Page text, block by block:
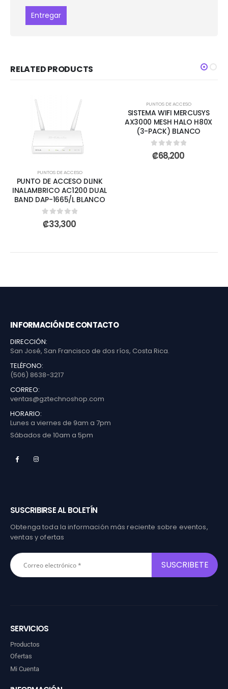
RELATED PRODUCTS
PUNTOS DE ACCESO
PUNTO DE ACCESO DLINK
INALAMBRICO AC1200 DUAL
BAND DAP-1665/L BLANCO
0out of 5
₡33,300
PUNTOS DE ACCESO
SISTEMA WIFI MERCUSYS
AX3000 MESH HALO H80X
(3-PACK) BLANCO
0out of 5
₡68,200
INFORMACIÓN DE CONTACTO
DIRECCIÓN:
San José, San Francisco de dos ríos, Costa Rica.
TELÉFONO:
(506) 8638-3217
CORREO:
ventas@gztechnoshop.com
HORARIO:
Lunes a viernes de 9am a 7pm
Sábados de 10am a 5pm
SUSCRIBIRSE AL BOLETÍN
Obtenga toda la información más reciente sobre eventos,
ventas y ofertas
SERVICIOS
Productos
Ofertas
Mi Cuenta